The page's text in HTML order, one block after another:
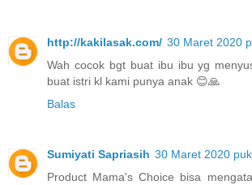
http://kakilasak.com/ 30 Maret 2020
Wah cocok bgt buat ibu ibu yg
buat istri kl kami punya anak 😊🙏
Balas
Sumiyati Sapriasih 30 Maret 2020
Product Mama's Choice bisa